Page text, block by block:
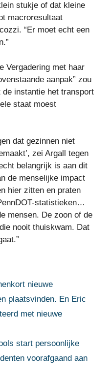
stukje of dat kleine
macroresultaat
“Er moet echt een
Vergadering met haar
aanpak” zou
instantie het transport
staat moest
dat gezinnen niet
zei Argall tegen
belangrijk is aan dit
de menselijke impact
hier zitten en praten
statistieken…
mensen. De zoon of de
nooit thuiskwam. Dat
nieuwe
plaatsvinden. En Eric
met nieuwe
start persoonlijke
voorafgaand aan